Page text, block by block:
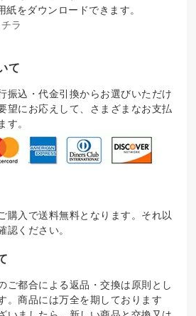
紙をダウンロードできます。
ラ
て
振込・代金引換からお選びいただけ
望にお応えして、さまざまなお支払
す。
購入で送料無料となります。それ以
認ください。
ご都合による返品・交換は原則とし
。商品には万全を期しております